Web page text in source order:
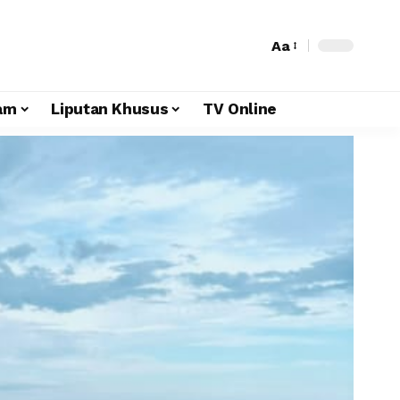
Aa
Liputan Khusus TV Online